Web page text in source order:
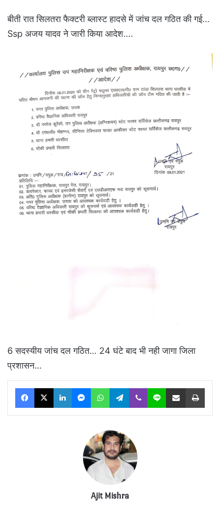
बीती रात सिलतरा फैक्टरी ब्लास्ट हादसे में जांच दल गठित की गई…
Ssp अजय यादव ने जारी किया आदेश….
6 सदस्यीय जांच दल गठित… 24 घंटे बाद भी नही जागा जिला
प्रशासन…
Facebook
X LinkedInMessengerWhatsAppTelegram
Viber Line Share via Email Print
Ajit Mishra